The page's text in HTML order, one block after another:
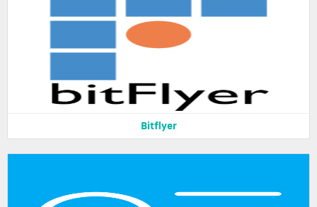
Bitflyer